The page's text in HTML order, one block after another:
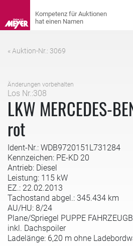
« Auktion-Nr.: 3069
Änderungen vorbehalten
Los Nr.:308
LKW MERCEDES-
rot
Ident-Nr.: WDB9720151L731284
Kennzeichen: PE-KD 20
Antrieb: Diesel
Leistung: 115 kW
EZ.: 22.02.2013
Tachostand abgel.: 345.434 km
AU/HU: 8/24
Plane/Spriegel PUPPE
inkl. Dachspoiler
Ladelänge: 6,20 m ohne